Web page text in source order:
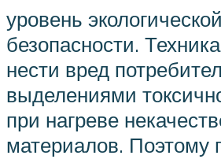
уровень экологической
безопасности.
нести вред
выделениями
при нагреве
материалов. Поэтому